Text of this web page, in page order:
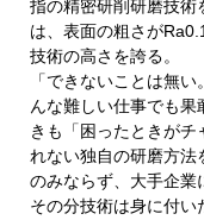
指の精密研削研磨技術
は、表面の粗さが
技術の高さを誇る。
「できないことは無
んな難しい仕事でも果
きも「困ったときが
れない独自の研磨方法
のみならず、大手企業
その分技術は身に付い